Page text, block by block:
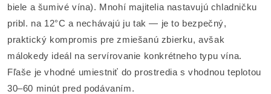
biele a šumivé vína). Mnohí majitelia nastavujú chladničku
pribl. na 12°C a nechávajú ju tak — je to bezpečný,
praktický kompromis pre zmiešanú zbierku, avšak
málokedy ideál na servírovanie konkrétneho typu vína.
Fľaše je vhodné umiestniť do prostredia s vhodnou teplotou
30–60 minút pred podávaním.